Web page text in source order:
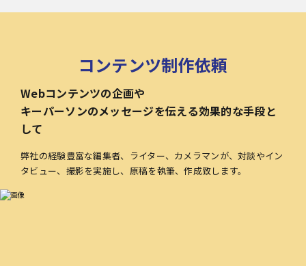
コンテンツ制作依頼
Webコンテンツの企画や
キーパーソンのメッセージを伝える効果的な手段と
して
弊社の経験豊富な編集者、ライター、カメラマンが、対談やイン
タビュー、撮影を実施し、原稿を執筆、作成致します。